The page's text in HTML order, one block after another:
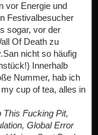
vor Energie und
Festivalbesucher
sogar, vor der
Of Death zu
nicht so häufig
Innerhalb
Nummer, hab ich
cup of tea, alles in
This Fucking Pit,
Global Error